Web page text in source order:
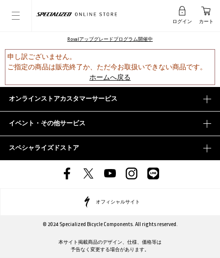
ログイン カート
Rovalアップグレードプログラム開催中
申し訳ございません。
ご指定の商品は販売終了か、ただ今お取扱いできない商品です。
ホームへ戻る
オンラインストアカスタマーサービス
イベント・その他サービス
スペシャライズドストア
オフィシャルサイト
© 2024 Specialized Bicycle Components. All rights reserved.
本サイト掲載商品のデザイン、仕様、価格等は
予告なく変更する場合があります。